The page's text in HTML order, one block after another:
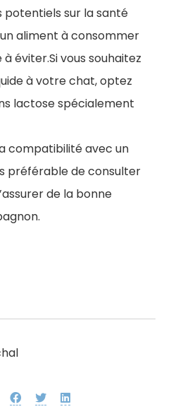
potentiels sur la santé
aliment à consommer
éviter.Si vous souhaitez
à votre chat, optez
lactose spécialement
compatibilité avec un
préférable de consulter
de la bonne